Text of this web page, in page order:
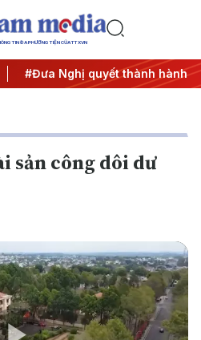
TIN ĐA PHƯƠNG TIỆN CỦA TTXVN
#Đưa Nghị quyết thành hành
sản công dôi dư